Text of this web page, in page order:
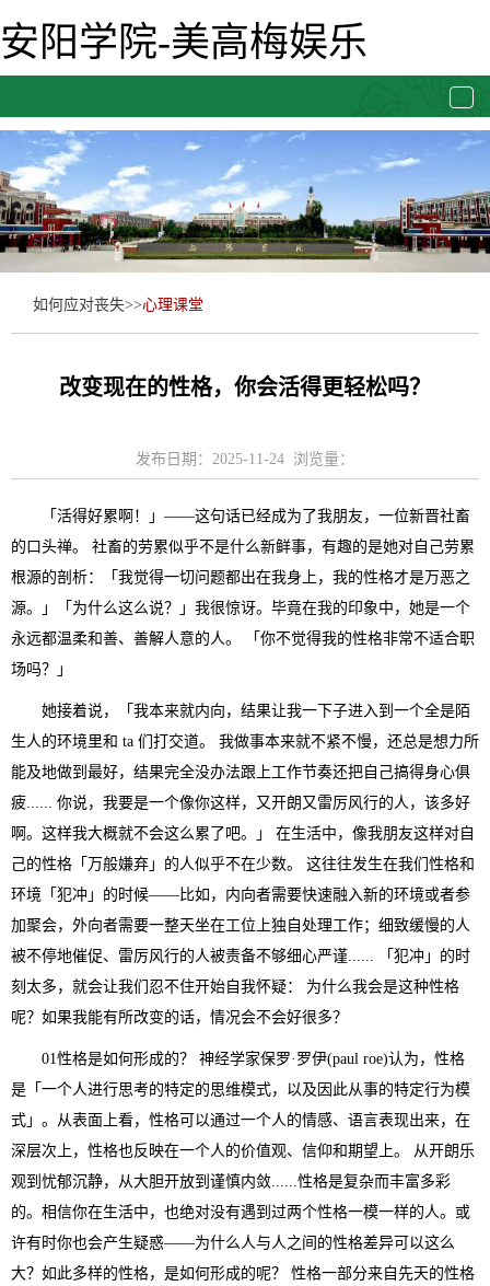
安阳学院-美高梅娱乐
如何应对丧失>>心理课堂
改变现在的性格，你会活得更轻松吗？
发布日期：2025-11-24 浏览量：
「活得好累啊！」——这句话已经成为了我朋友，一位新晋社畜
的口头禅。 社畜的劳累似乎不是什么新鲜事，有趣的是她对自己劳累
根源的剖析：「我觉得一切问题都出在我身上，我的性格才是万恶之
源。」「为什么这么说？」我很惊讶。毕竟在我的印象中，她是一个
永远都温柔和善、善解人意的人。 「你不觉得我的性格非常不适合职
场吗？」
她接着说，「我本来就内向，结果让我一下子进入到一个全是陌
生人的环境里和 ta 们打交道。 我做事本来就不紧不慢，还总是想力所
能及地做到最好，结果完全没办法跟上工作节奏还把自己搞得身心俱
疲...... 你说，我要是一个像你这样，又开朗又雷厉风行的人，该多好
啊。这样我大概就不会这么累了吧。」 在生活中，像我朋友这样对自
己的性格「万般嫌弃」的人似乎不在少数。 这往往发生在我们性格和
环境「犯冲」的时候——比如，内向者需要快速融入新的环境或者参
加聚会，外向者需要一整天坐在工位上独自处理工作；细致缓慢的人
被不停地催促、雷厉风行的人被责备不够细心严谨...... 「犯冲」的时
刻太多，就会让我们忍不住开始自我怀疑： 为什么我会是这种性格
呢？如果我能有所改变的话，情况会不会好很多？
01性格是如何形成的？ 神经学家保罗·罗伊(paul roe)认为，性格
是「一个人进行思考的特定的思维模式，以及因此从事的特定行为模
式」。从表面上看，性格可以通过一个人的情感、语言表现出来，在
深层次上，性格也反映在一个人的价值观、信仰和期望上。 从开朗乐
观到忧郁沉静，从大胆开放到谨慎内敛......性格是复杂而丰富多彩
的。相信你在生活中，也绝对没有遇到过两个性格一模一样的人。或
许有时你也会产生疑惑——为什么人与人之间的性格差异可以这么
大？如此多样的性格，是如何形成的呢？ 性格一部分来自先天的性格